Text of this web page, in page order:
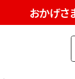
おかげ